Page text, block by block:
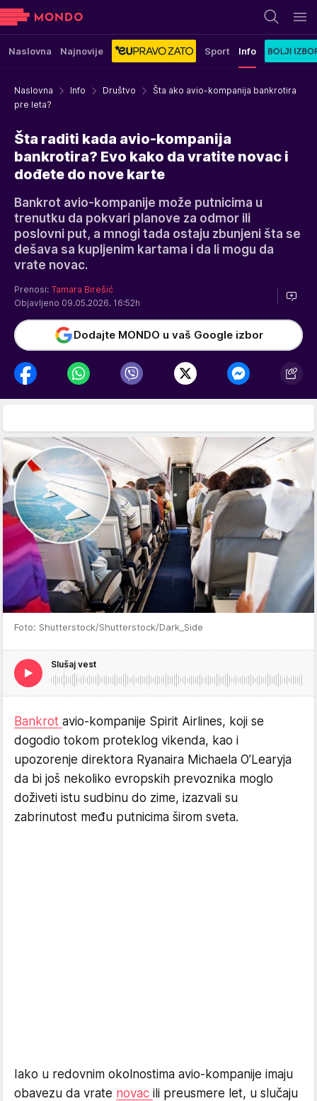
Naslovna Najnovije Sport Info
Naslovna Info Društvo
Šta ako avio-kompanija bankrotira
pre leta?
Šta raditi kada avio-kompanija
bankrotira? Evo kako da vratite novac i
dođete do nove karte
Bankrot avio-kompanije može putnicima u
trenutku da pokvari planove za odmor ili
poslovni put, a mnogi tada ostaju zbunjeni šta se
dešava sa kupljenim kartama i da li mogu da
vrate novac.
Prenosi: Tamara Birešić
Objavljeno 09.05.2026. 16:52h
Dodajte MONDO u vaš Google izbor
Foto: Shutterstock/Shutterstock/Dark_Side
Slušaj vest
Bankrot avio-kompanije Spirit Airlines, koji se
dogodio tokom proteklog vikenda, kao i
upozorenje direktora Ryanaira Michaela O’Learyja
da bi još nekoliko evropskih prevoznika moglo
doživeti istu sudbinu do zime, izazvali su
zabrinutost među putnicima širom sveta.
Iako u redovnim okolnostima avio-kompanije imaju
obavezu da vrate novac ili preusmere let, u slučaju